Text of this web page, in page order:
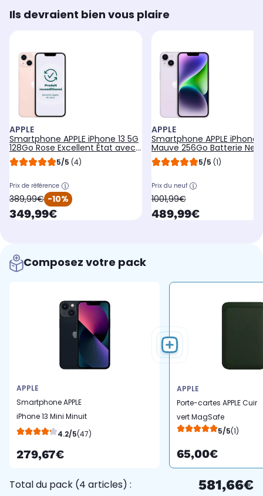
Ils devraient bien vous plaire
APPLE
Smartphone APPLE iPhone 13 5G
128Go Rose Excellent État avec
Batterie Neuve -
5/5 (4)
Prix de référence
oldPrice
389,99€ -10%
currentPrice
349,99€
APPLE
Smartphone APPLE iPhone
Mauve 256Go Batterie
5/5 (1)
Prix du neuf
oldPrice
1001,99€
currentPrice
489,99€
Composez votre pack
APPLE
Smartphone APPLE
iPhone 13 Mini Minuit
128Go 5G
4.2/5(47)
279,67€
APPLE
Porte-cartes APPLE Cuir
vert MagSafe
5/5(1)
65,00€
Total du pack (4 articles) : 581,66€